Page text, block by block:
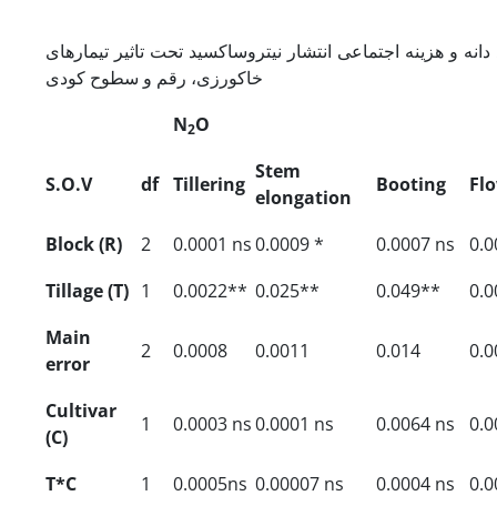
و هزینه اجتماعی انتشار نیتروس­اکسید تحت تاثیر تیمارهای
خاکورزی، رقم و سطوح کودی
N2O
S.O.V df Tillering
Stem
elongation
Booting
Block (R) 2 0.0001 ns0.0009 * 0.0007 ns
Tillage (T) 1 0.0022** 0.025** 0.049**
Main
error
2 0.0008 0.0011 0.014
Cultivar
(C)
1 0.0003 ns0.0001 ns 0.0064 ns
T*C 1 0.0005ns 0.00007 ns 0.0004 ns